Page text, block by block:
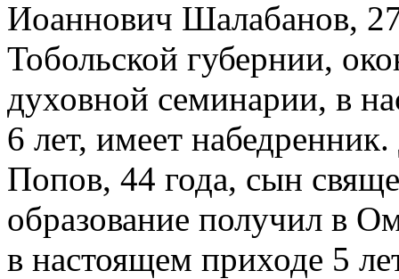
Иоаннович Шалабанов,
Тобольской губернии,
духовной семинарии, в
6 лет, имеет
Попов, 44 года, сын
образование получил в
в настоящем приходе 5